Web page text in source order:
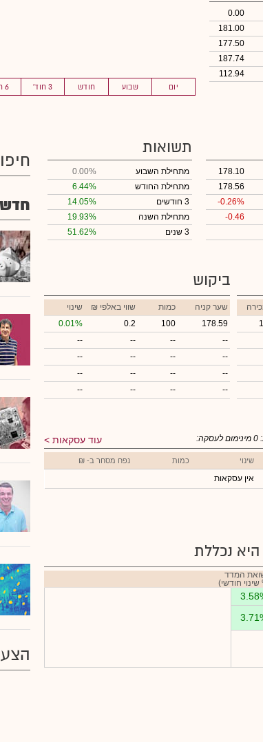
יום שבוע חודש 3 חוד' 6 חוד'
0.00
181.00
177.50
187.74
112.94
178.10
178.56
-0.26%
-0.46
תשואות
מתחילת השבוע
0.00%
מתחילת החודש
6.44%
3 חודשים
14.05%
מתחילת השנה
19.93%
3 שנים
51.62%
ביקוש
שער קניה כמות ₪ שווי באלפי
שינוי
178.59
100
0.2
0.01%
--
--
--
--
--
--
--
--
--
--
--
--
--
--
--
--
עוד עסקאות 0 מינימום לעסקה:
שינוי כמות נפח מסחר ב- ₪
אין עסקאות
נכללת
המדד
שינוי חודשי)